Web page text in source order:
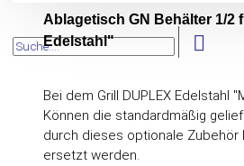
Ablagetisch GN Behälter 1/2
Edelstahl"
Bei dem Grill DUPLEX Edelstahl
Können die standardmäßig
durch dieses optionale Zubehör
ersetzt werden.